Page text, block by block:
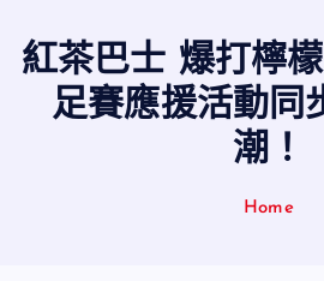
紅茶巴士 爆打檸
足賽應援活動同
潮！
Home